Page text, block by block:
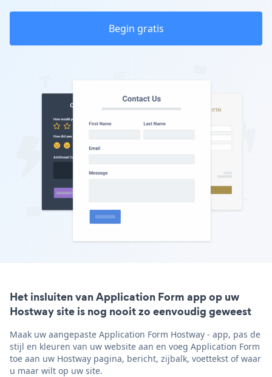
Begin gratis
Het insluiten van Application Form app op uw
Hostway site is nog nooit zo eenvoudig geweest
Maak uw aangepaste Application Form Hostway - app, pas de
stijl en kleuren van uw website aan en voeg Application Form
toe aan uw Hostway pagina, bericht, zijbalk, voettekst of waar
u maar wilt op uw site.